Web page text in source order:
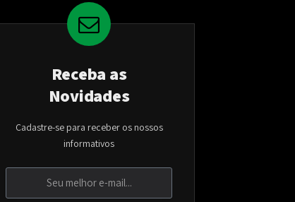
Receba as
Novidades
Cadastre-se para receber os nossos
informativos